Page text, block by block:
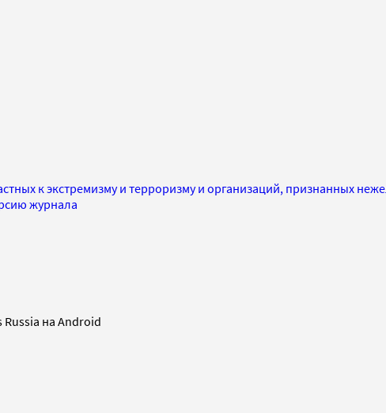
к экстремизму и терроризму и организаций, признанных
журнала
на Android